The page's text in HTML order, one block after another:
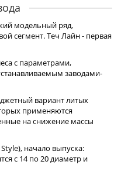
модельный ряд,
сегмент. Теч Лайн - первая
с параметрами,
заводами-
вариант литых
применяются
на снижение массы
начало выпуска:
с 14 по 20 диаметр и